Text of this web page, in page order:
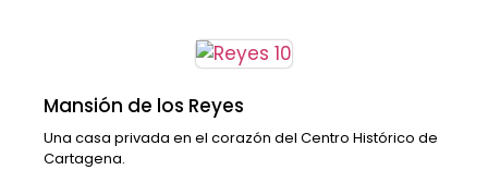
Mansión de los Reyes
Una casa privada en el corazón del Centro Histórico de
Cartagena.